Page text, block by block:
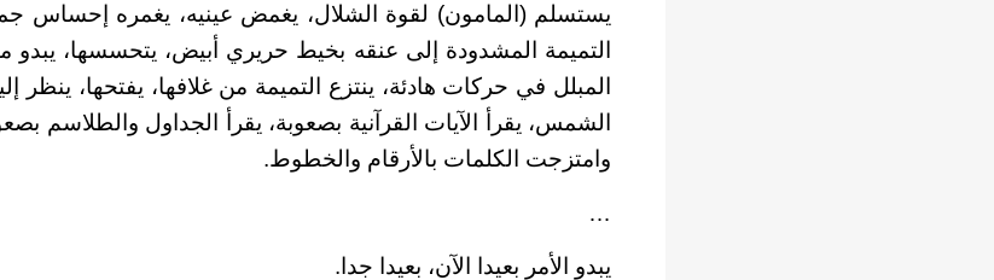
يستسلم (المامون) لقوة الشلال، يغمض عينيه، يغمره إحساس
التميمة المشدودة إلى عنقه بخيط حريري أبيض، يتحسسها، يبدو
المبلل في حركات هادئة، ينتزع التميمة من غلافها، يفتحها، ينظر
الشمس، يقرأ الآيات القرآنية بصعوبة، يقرأ الجداول والطلاسم
وامتزجت الكلمات بالأرقام والخطوط.
…
يبدو الأمر بعيدا الآن، بعيدا جدا.